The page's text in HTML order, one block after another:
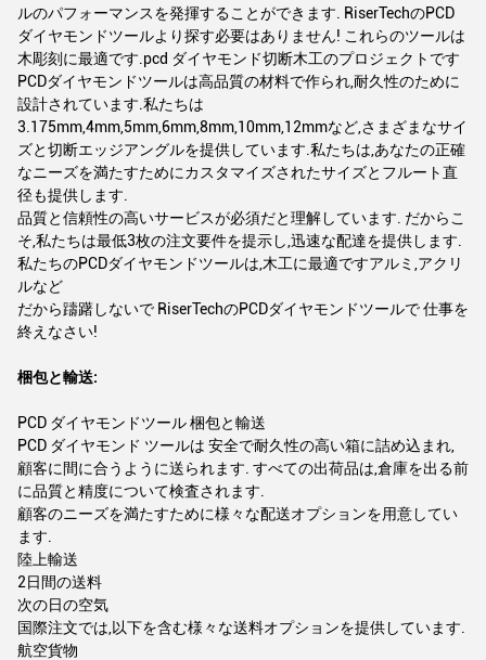
ルのパフォーマンスを発揮することができます. RiserTechのPCD
ダイヤモンドツールより探す必要はありません! これらのツールは
木彫刻に最適です.pcd ダイヤモンド切断木工のプロジェクトです
PCDダイヤモンドツールは高品質の材料で作られ,耐久性のために
設計されています.私たちは
3.175mm,4mm,5mm,6mm,8mm,10mm,12mmなど,さまざまなサイ
ズと切断エッジアングルを提供しています.私たちは,あなたの正確
なニーズを満たすためにカスタマイズされたサイズとフルート直
径も提供します.
品質と信頼性の高いサービスが必須だと理解しています. だからこ
そ,私たちは最低3枚の注文要件を提示し,迅速な配達を提供します.
私たちのPCDダイヤモンドツールは,木工に最適ですアルミ,アクリ
ルなど
だから躊躇しないで RiserTechのPCDダイヤモンドツールで 仕事を
終えなさい!
梱包と輸送:
PCD ダイヤモンドツール 梱包と輸送
PCD ダイヤモンド ツールは 安全で耐久性の高い箱に詰め込まれ,
顧客に間に合うように送られます. すべての出荷品は,倉庫を出る前
に品質と精度について検査されます.
顧客のニーズを満たすために様々な配送オプションを用意してい
ます.
陸上輸送
2日間の送料
次の日の空気
国際注文では,以下を含む様々な送料オプションを提供しています.
航空貨物